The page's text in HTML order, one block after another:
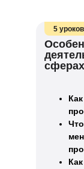
5 уроков
сферах